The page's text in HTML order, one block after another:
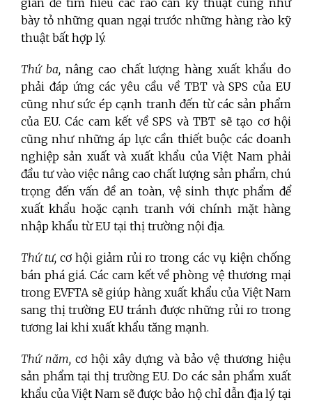
gian để tìm hiểu các rào cản kỹ thuật cũng như
bày tỏ những quan ngại trước những hàng rào kỹ
thuật bất hợp lý.
Thứ ba,nâng cao chất lượng hàng xuất khẩu do
phải đáp ứng các yêu cầu về TBT và SPS của EU
cũng như sức ép cạnh tranh đến từ các sản phẩm
của EU. Các cam kết về SPS và TBT sẽ tạo cơ hội
cũng như những áp lực cần thiết buộc các doanh
nghiệp sản xuất và xuất khẩu của Việt Nam phải
đầu tư vào việc nâng cao chất lượng sản phẩm, chú
trọng đến vấn đề an toàn, vệ sinh thực phẩm để
xuất khẩu hoặc cạnh tranh với chính mặt hàng
nhập khẩu từ EU tại thị trường nội địa.
Thứ tư,cơ hội giảm rủi ro trong các vụ kiện chống
bán phá giá. Các cam kết về phòng vệ thương mại
trong EVFTA sẽ giúp hàng xuất khẩu của Việt Nam
sang thị trường EU tránh được những rủi ro trong
tương lai khi xuất khẩu tăng mạnh.
Thứ năm, cơ hội xây dựng và bảo vệ thương hiệu
sản phẩm tại thị trường EU. Do các sản phẩm xuất
khẩu của Việt Nam sẽ được bảo hộ chỉ dẫn địa lý tại